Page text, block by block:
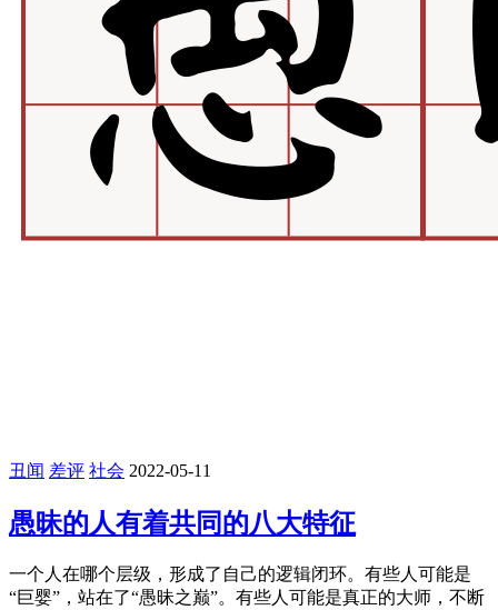
丑闻 差评 社会 2022-05-11
愚昧的人有着共同的八大特征
一个人在哪个层级，形成了自己的逻辑闭环。有些人可能是
“巨婴”，站在了“愚昧之巅”。有些人可能是真正的大师，不断